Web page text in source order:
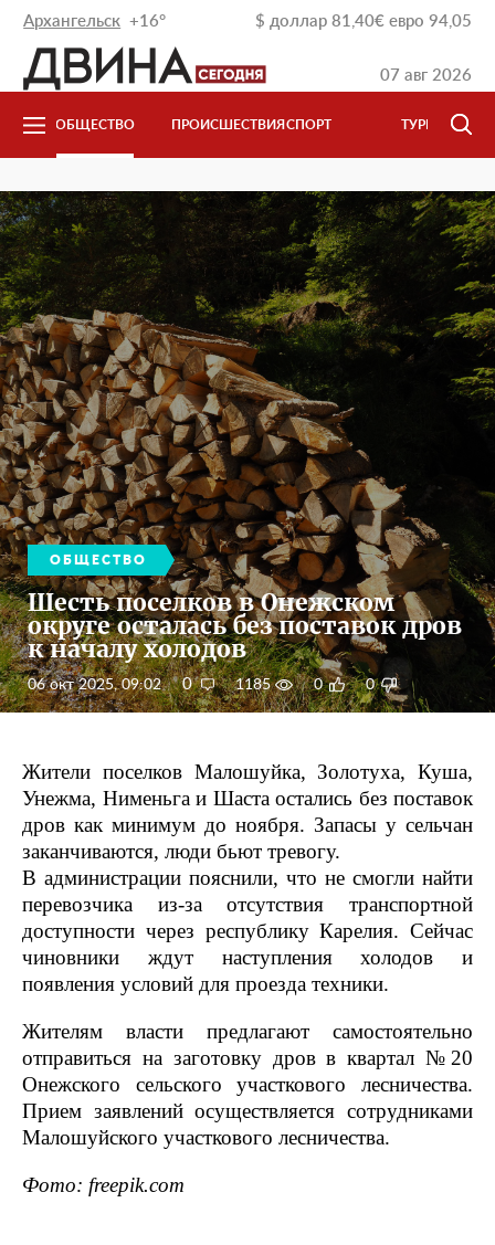
07 авг 2026
$ доллар 81,40€ евро 94,05
Архангельск +16°
ОБЩЕСТВО ПРОИСШЕСТВИЯ СПОРТ ТУРИЗМ
ОБЩЕСТВО
Шесть поселков в Онежском
округе осталась без поставок дров
к началу холодов
06 окт 2025, 09:02 0 1185 0 0
Жители поселков Малошуйка, Золотуха, Куша,
Унежма, Нименьга и Шаста остались без поставок
дров как минимум до ноября. Запасы у сельчан
заканчиваются, люди бьют тревогу.
В администрации пояснили, что не смогли найти
перевозчика из-за отсутствия транспортной
доступности через республику Карелия. Сейчас
чиновники ждут наступления холодов и
появления условий для проезда техники.
Жителям власти предлагают самостоятельно
отправиться на заготовку дров в квартал №20
Онежского сельского участкового лесничества.
Прием заявлений осуществляется сотрудниками
Малошуйского участкового лесничества.
Фото: freepik.com